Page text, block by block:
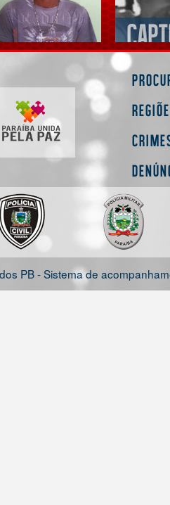
PB - Sistema de